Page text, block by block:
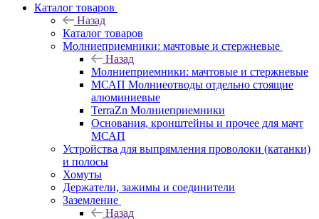
Каталог товаров
Назад
Каталог товаров
Молниеприемники: мачтовые и стержневые
Назад
Молниеприемники: мачтовые и стержневые
МСАП Молниеотводы отдельно стоящие
алюминиевые
TerraZn Молниеприемники
Основания, кронштейны и прочее для мачт
МСАП
Устройства для выпрямления проволоки (катанки)
и полосы
Хомуты
Держатели, зажимы и соединители
Заземление
Назад